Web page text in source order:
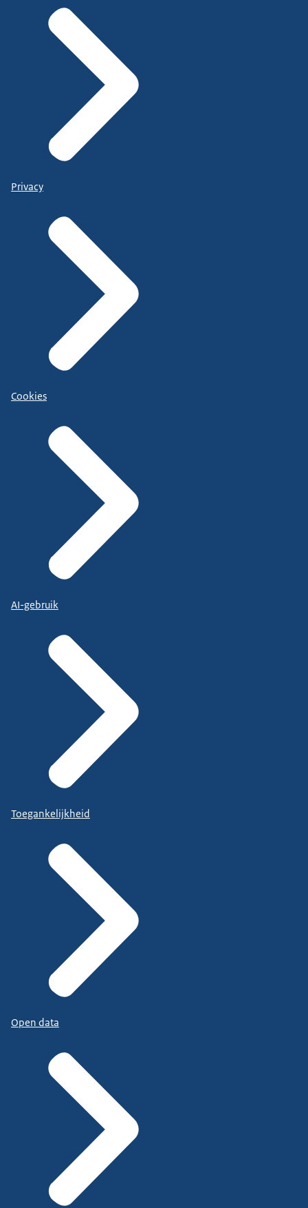
Privacy
Cookies
AI-gebruik
Toegankelijkheid
Open data